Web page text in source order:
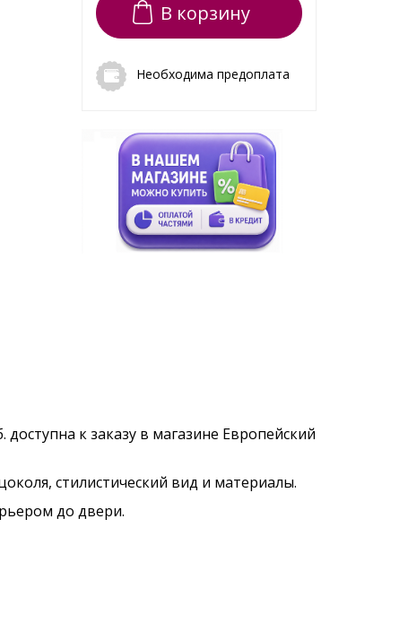
В корзину
Необходима предоплата
к заказу в магазине Европейский
стилистический вид и материалы.
до двери.